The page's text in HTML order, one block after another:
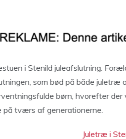
i Stenild juleafslutning.
som bød på både juletræ
børn, hvorefter
på tværs af generationerne.